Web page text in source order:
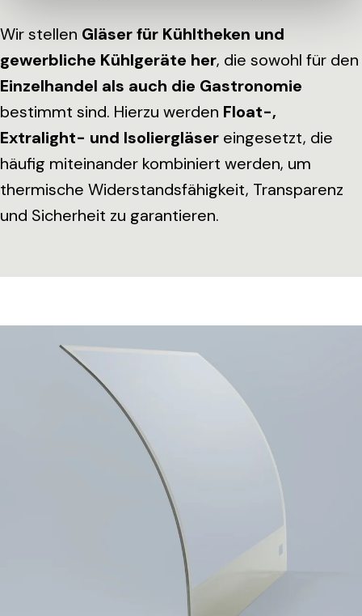
Wir stellen Gläser für Kühltheken und
gewerbliche Kühlgeräte her, die sowohl für den
Einzelhandel als auch die Gastronomie
bestimmt sind. Hierzu werden Float-,
Extralight- und Isoliergläser eingesetzt, die
häufig miteinander kombiniert werden, um
thermische Widerstandsfähigkeit, Transparenz
und Sicherheit zu garantieren.